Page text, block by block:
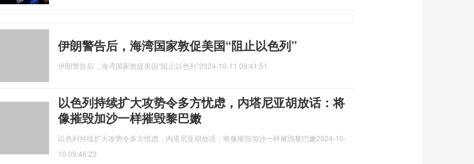
伊朗警告后，海湾国家敦促美国“阻止以色列”
伊朗警告后，海湾国家敦促美国“阻止以色列”2024-10-11 09:41:51
以色列持续扩大攻势令多方忧虑，内塔尼亚胡放话：将
像摧毁加沙一样摧毁黎巴嫩
以色列持续扩大攻势令多方忧虑，内塔尼亚胡放话：将像摧毁加沙一样摧毁黎巴嫩2024-10-
10 09:46:23